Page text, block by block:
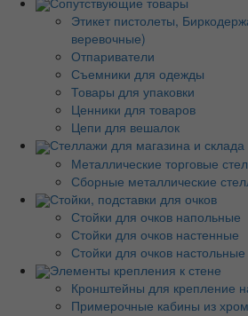
Этикет пистолеты,
веревочные)
Отпариватели
Съемники для одежды
Товары для упаковки
Ценники для товаров
Цепи для вешалок
Стеллажи для магазина и склада
Металлические торговые
Сборные металлические
Стойки, подставки для очков
Стойки для очков напольные
Стойки для очков настенные
Стойки для очков настольные
Элементы крепления к стене
Кронштейны для крепление
Примерочные кабины из